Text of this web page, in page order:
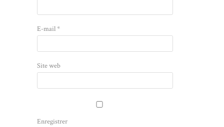
E-mail*
Site web
Enregistrer